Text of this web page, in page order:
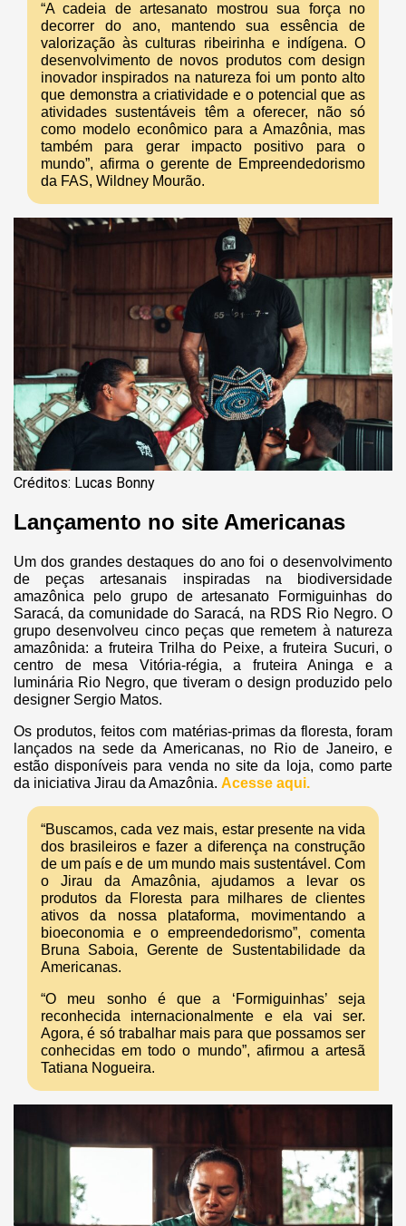
“A cadeia de artesanato mostrou sua força no
decorrer do ano, mantendo sua essência de
valorização às culturas ribeirinha e indígena. O
desenvolvimento de novos produtos com design
inovador inspirados na natureza foi um ponto alto
que demonstra a criatividade e o potencial que as
atividades sustentáveis têm a oferecer, não só
como modelo econômico para a Amazônia, mas
também para gerar impacto positivo para o
mundo”, afirma o gerente de Empreendedorismo
da FAS, Wildney Mourão.
Créditos: Lucas Bonny
Lançamento no site Americanas
Um dos grandes destaques do ano foi o desenvolvimento
de peças artesanais inspiradas na biodiversidade
amazônica pelo grupo de artesanato Formiguinhas do
Saracá, da comunidade do Saracá, na RDS Rio Negro. O
grupo desenvolveu cinco peças que remetem à natureza
amazônida: a fruteira Trilha do Peixe, a fruteira Sucuri, o
centro de mesa Vitória-régia, a fruteira Aninga e a
luminária Rio Negro, que tiveram o design produzido pelo
designer Sergio Matos.
Os produtos, feitos com matérias-primas da floresta, foram
lançados na sede da Americanas, no Rio de Janeiro, e
estão disponíveis para venda no site da loja, como parte
da iniciativa Jirau da Amazônia. Acesse aqui.
“Buscamos, cada vez mais, estar presente na vida
dos brasileiros e fazer a diferença na construção
de um país e de um mundo mais sustentável. Com
o Jirau da Amazônia, ajudamos a levar os
produtos da Floresta para milhares de clientes
ativos da nossa plataforma, movimentando a
bioeconomia e o empreendedorismo”, comenta
Bruna Saboia, Gerente de Sustentabilidade da
Americanas.
“O meu sonho é que a ‘Formiguinhas’ seja
reconhecida internacionalmente e ela vai ser.
Agora, é só trabalhar mais para que possamos ser
conhecidas em todo o mundo”, afirmou a artesã
Tatiana Nogueira.